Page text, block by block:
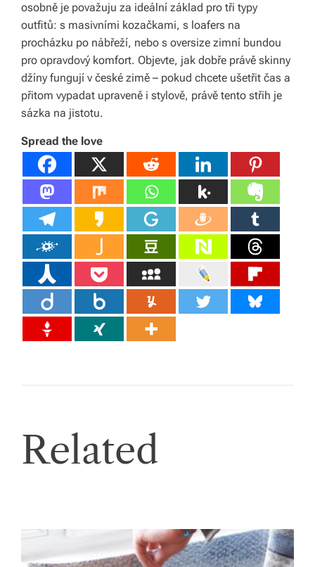
osobně je považuju za ideální základ pro tři typy
outfitů: s masivními kozačkami, s loafers na
procházku po nábřeží, nebo s oversize zimní bundou
pro opravdový komfort. Objevte, jak dobře právě skinny
džíny fungují v české zimě – pokud chcete ušetřit čas a
přitom vypadat upraveně i stylově, právě tento střih je
sázka na jistotu.
Spread the love
Related